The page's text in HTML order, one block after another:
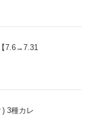
7.6→7.31
) 3種カレ